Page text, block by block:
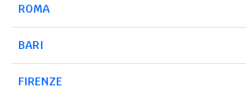
ROMA
BARI
FIRENZE